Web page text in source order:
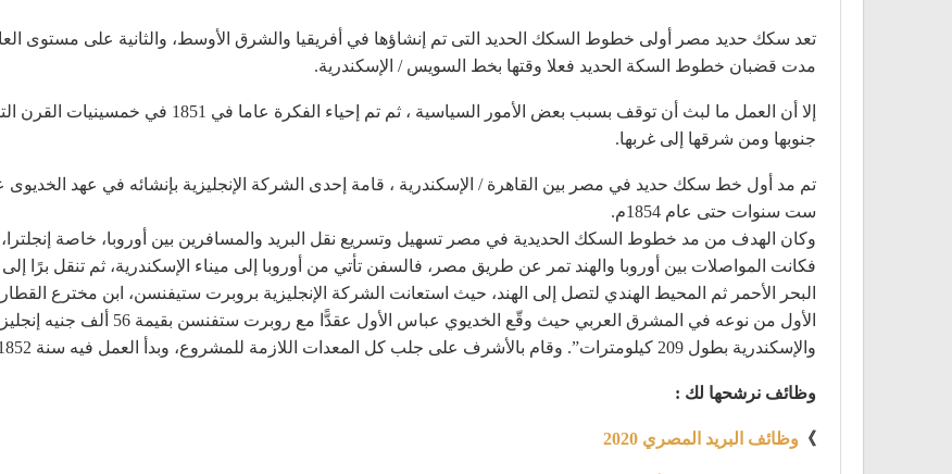
مدت قضبان خطوط السكة الحديد فعلا وقتها بخط السويس / الإسكندرية.
إلا أن العمل ما لبث أن توقف بسبب بعض الأمور
جنوبها ومن شرقها إلى غربها.
ست سنوات حتى عام 1854م.
وكان الهدف من مد خطوط السكك الحديدية في مصر تسهيل وتسريع نقل البريد والمسافرين بين أوروبا، خاصة
فكانت المواصلات بين أوروبا والهند تمر عن طريق مصر، فالسفن تأتي من أوروبا إلى ميناء الإسكندرية، ثم تنقل برًا
البحر الأحمر ثم المحيط الهندي لتصل إلى الهند، حيث استعانت الشركة الإنجليزية بروبرت ستيفنسن، ابن مخترع
الأول من نوعه في المشرق العربي
والإسكندرية بطول 209 كيلومترات”. وقام بالأشرف على جلب كل المعدات اللازمة للمشروع، وبدأ العمل فيه سنة 1852 م وأتمه سنة 1856م
وظائف نرشحها لك :
》 وظائف البريد المصري 2020